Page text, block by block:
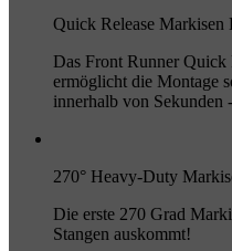
Quick Release Markisen
Das Front Runner Quick
ermöglicht die Montage
innerhalb von Sekunden
270° Heavy-Duty
Die erste 270 Grad
Stangen auskommt!